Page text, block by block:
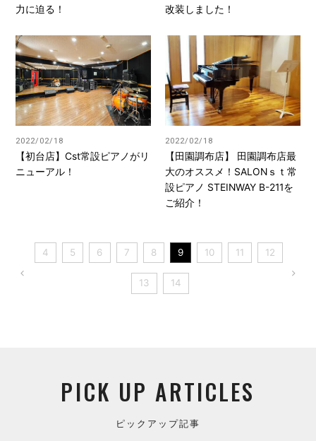
力に迫る！
改装しました！
2022/02/18
【初台店】Cst常設ピアノがリ
ニューアル！
2022/02/18
【田園調布店】 田園調布店最
大のオススメ！SALONｓｔ常
設ピアノ STEINWAY B-211を
ご紹介！
4 5 6 7 8 9 10 11 12
13 14
PICK UP ARTICLES
ピックアップ記事